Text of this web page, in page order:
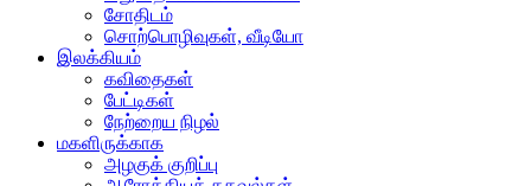
சோதிடம்
சொற்பொழிவுகள், வீடியோ
இலக்கியம்
கவிதைகள்
பேட்டிகள்
நேற்றைய நிழல்
மகளிருக்காக
அழகுக் குறிப்பு